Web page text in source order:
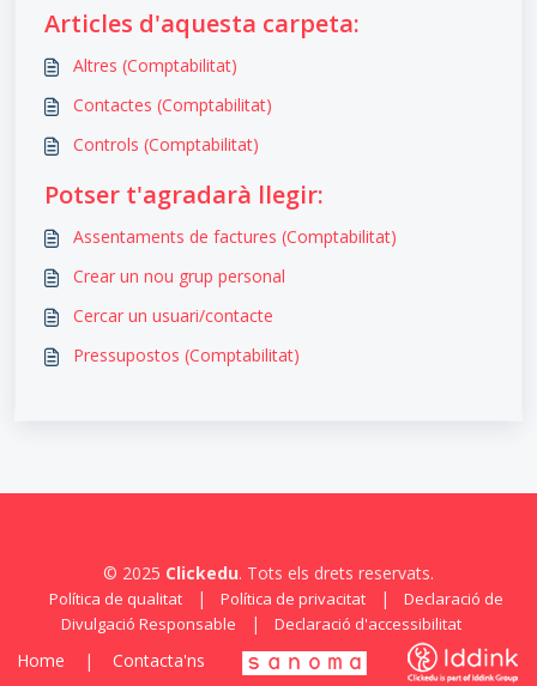
Articles d'aquesta carpeta:
Altres (Comptabilitat)
Contactes (Comptabilitat)
Controls (Comptabilitat)
Potser t'agradarà llegir:
Assentaments de factures (Comptabilitat)
Crear un nou grup personal
Cercar un usuari/contacte
Pressupostos (Comptabilitat)
© 2025 Clickedu. Tots els drets reservats.
Política de qualitat | Política de privacitat |
Declaració de
Divulgació Responsable
| Declaració d'accessibilitat
Home | Contacta'ns